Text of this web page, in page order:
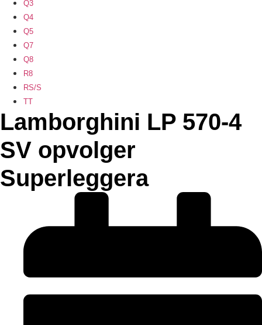
Q3
Q4
Q5
Q7
Q8
R8
RS/S
TT
Lamborghini LP 570-4
SV opvolger
Superleggera